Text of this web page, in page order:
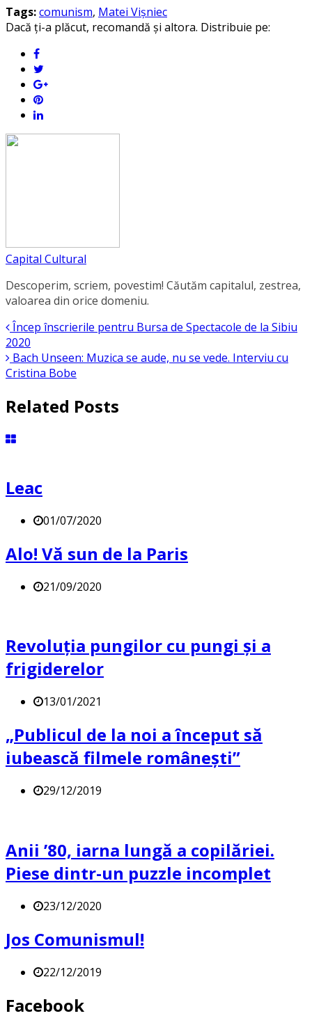
Tags:comunism, Matei Vişniec
Dacă ți-a plăcut, recomandă și altora. Distribuie pe:
Capital Cultural
Descoperim, scriem, povestim! Căutăm capitalul, zestrea,
valoarea din orice domeniu.
Încep înscrierile pentru Bursa de Spectacole de la Sibiu
2020
Bach Unseen: Muzica se aude, nu se vede. Interviu cu
Cristina Bobe
Related Posts
Leac
01/07/2020
Alo! Vă sun de la Paris
21/09/2020
Revoluția pungilor cu pungi și a
frigiderelor
13/01/2021
„Publicul de la noi a început să
iubească filmele românești”
29/12/2019
Anii ’80, iarna lungă a copilăriei.
Piese dintr-un puzzle incomplet
23/12/2020
Jos Comunismul!
22/12/2019
Facebook